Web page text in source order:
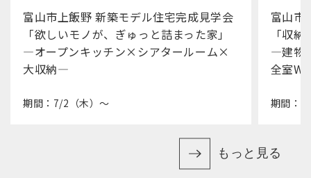
富山市上飯野 新築モデル住宅完成見学会
「欲しいモノが、ぎゅっと詰まった家」
―オープンキッチン×シアタールーム×
大収納―
期間：7/2（木）～
富山市
「収
―建物
全室
期間：
もっと見る